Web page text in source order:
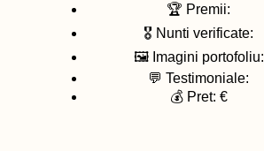
🏆 Premii:
🎖️ Nunti verificate:
🖼️ Imagini portofoliu:
💬 Testimoniale:
💰 Pret: €